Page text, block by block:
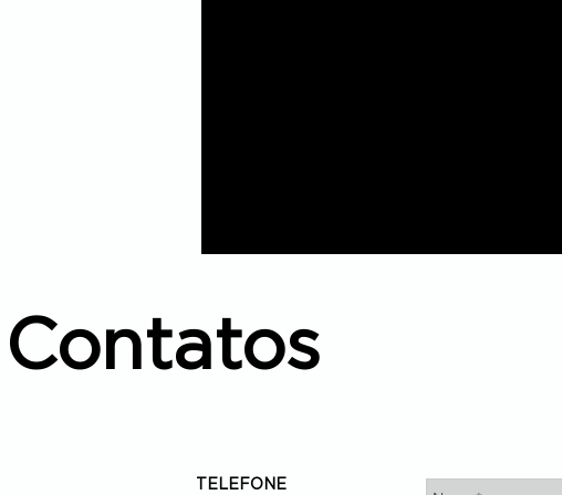
Contatos
TELEFONE